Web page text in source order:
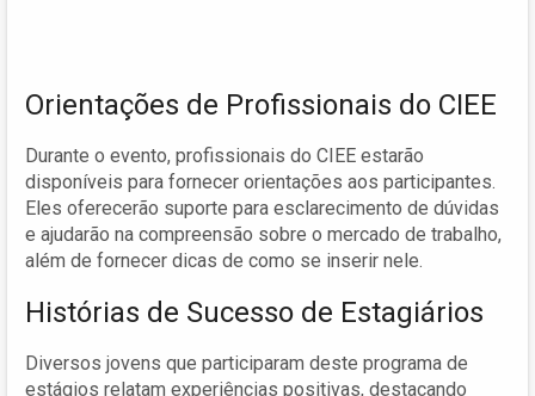
Orientações de Profissionais do CIEE
Durante o evento, profissionais do CIEE estarão
disponíveis para fornecer orientações aos participantes.
Eles oferecerão suporte para esclarecimento de dúvidas
e ajudarão na compreensão sobre o mercado de trabalho,
além de fornecer dicas de como se inserir nele.
Histórias de Sucesso de Estagiários
Diversos jovens que participaram deste programa de
estágios relatam experiências positivas, destacando